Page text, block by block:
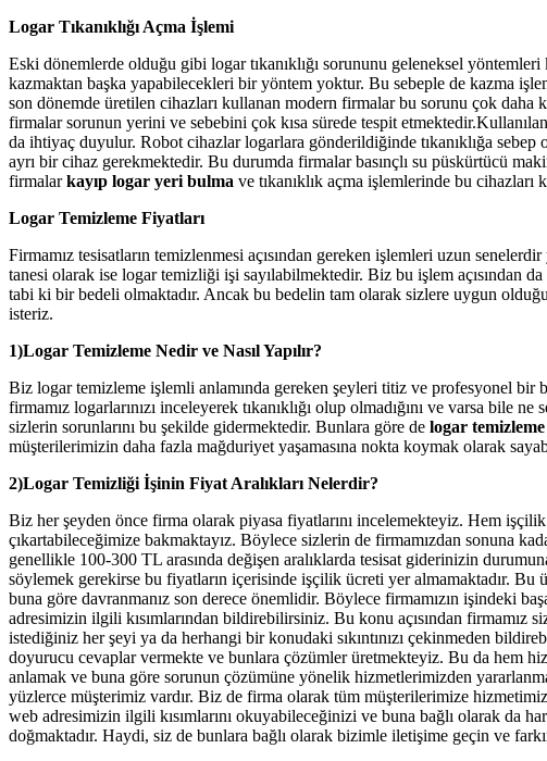
Logar Tıkanıklığı Açma İşlemi
Eski dönemlerde olduğu gibi logar tıkanıklığı sorununu geleneksel
kazmaktan başka yapabilecekleri bir yöntem yoktur. Bu sebeple de kazma
son dönemde üretilen cihazları kullanan modern firmalar bu sorunu çok daha
firmalar sorunun yerini ve sebebini çok kısa sürede tespit
da ihtiyaç duyulur. Robot cihazlar logarlara gönderildiğinde tıkanıklığa sebep
ayrı bir cihaz gerekmektedir. Bu durumda firmalar basınçlı su püskürtücü
firmalarkayıp logar yeri bulma ve tıkanıklık açma işlemlerinde bu cihazları
Logar Temizleme Fiyatları
Firmamız tesisatların temizlenmesi açısından gereken işlemleri uzun
tanesi olarak ise logar temizliği işi sayılabilmektedir. Biz bu işlem açısından
tabi ki bir bedeli olmaktadır. Ancak bu bedelin tam olarak sizlere uygun
isteriz.
1)Logar Temizleme Nedir ve Nasıl Yapılır?
Biz logar temizleme işlemli anlamında gereken şeyleri titiz ve profesyonel bir
firmamız logarlarınızı inceleyerek tıkanıklığı olup olmadığını ve varsa bile
sizlerin sorunlarını bu şekilde gidermektedir. Bunlara göre de logar
müşterilerimizin daha fazla mağduriyet yaşamasına nokta koymak olarak
2)Logar Temizliği İşinin Fiyat Aralıkları Nelerdir?
Biz her şeyden önce firma olarak piyasa fiyatlarını incelemekteyiz. Hem
çıkartabileceğimize bakmaktayız. Böylece sizlerin de firmamızdan sonuna
genellikle 100-300 TL arasında değişen aralıklarda tesisat giderinizin
söylemek gerekirse bu fiyatların içerisinde işçilik ücreti yer almamaktadır.
buna göre davranmanız son derece önemlidir. Böylece firmamızın işindeki
adresimizin ilgili kısımlarından bildirebilirsiniz. Bu konu açısından firmamız
istediğiniz her şeyi ya da herhangi bir konudaki sıkıntınızı çekinmeden
doyurucu cevaplar vermekte ve bunlara çözümler üretmekteyiz. Bu da hem
anlamak ve buna göre sorunun çözümüne yönelik hizmetlerimizden
yüzlerce müşterimiz vardır. Biz de firma olarak tüm müşterilerimize
web adresimizin ilgili kısımlarını okuyabileceğinizi ve buna bağlı olarak da
doğmaktadır. Haydi, siz de bunlara bağlı olarak bizimle iletişime geçin ve